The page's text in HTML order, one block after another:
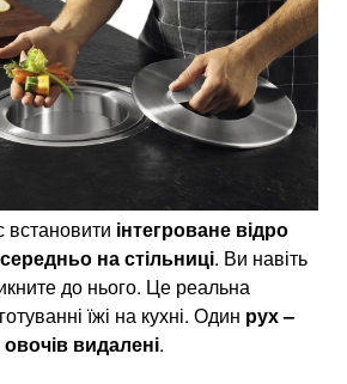
інтегроване відро
на стільниці. Ви навіть
до нього. Це реальна
їжі на кухні. Один рух –
видалені.